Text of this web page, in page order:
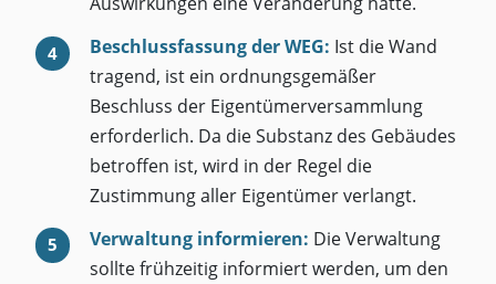
Beschlussfassung der WEG: Ist die Wand
tragend, ist ein ordnungsgemäßer
Beschluss der Eigentümerversammlung
erforderlich. Da die Substanz des Gebäudes
betroffen ist, wird in der Regel die
Zustimmung aller Eigentümer verlangt.
Verwaltung informieren: Die Verwaltung
sollte frühzeitig informiert werden, um den